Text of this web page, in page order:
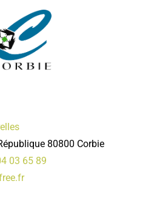
2000
80800 Corbie
03 65 89